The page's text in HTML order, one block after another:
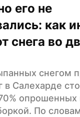
его не
как
снега во
снегом
в Салехарде
опрошенных
По